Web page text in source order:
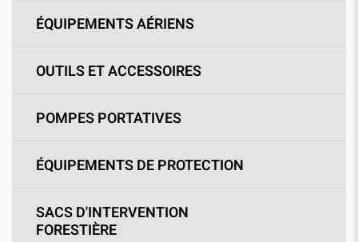
ÉQUIPEMENTS AÉRIENS
OUTILS ET ACCESSOIRES
POMPES PORTATIVES
ÉQUIPEMENTS DE PROTECTION
SACS D'INTERVENTION
FORESTIÈRE